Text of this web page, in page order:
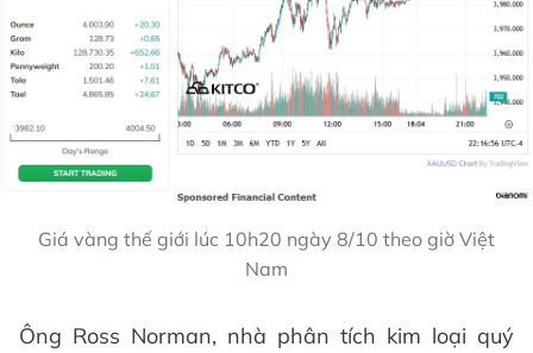
Giá vàng thế giới lúc 10h20 ngày 8/10 theo giờ Việt
Nam
Ông Ross Norman, nhà phân tích kim loại quý